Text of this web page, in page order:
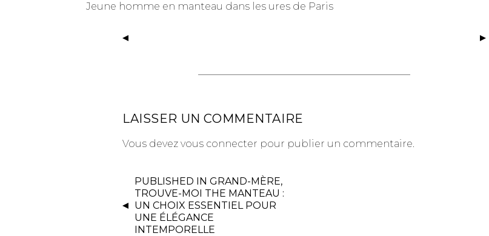
Jeune homme en manteau dans les ures de Paris
LAISSER UN COMMENTAIRE
Vous devez vous connecter pour publier un commentaire.
PUBLISHED IN GRAND-MÈRE,
TROUVE-MOI THE MANTEAU :
UN CHOIX ESSENTIEL POUR
UNE ÉLÉGANCE
INTEMPORELLE